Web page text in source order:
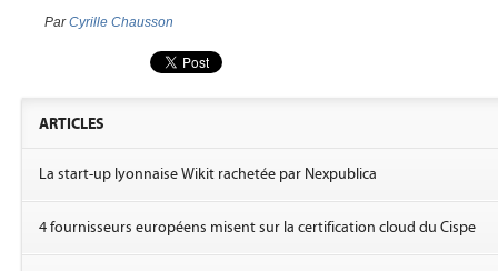
ParCyrille Chausson
ARTICLES
La start-up lyonnaise Wikit rachetée par Nexpublica
4 fournisseurs européens misent sur la certification cloud du Cispe